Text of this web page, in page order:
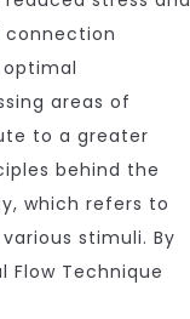
connection
areas of
to a greater
behind the
which refers to
stimuli. By
Flow Technique